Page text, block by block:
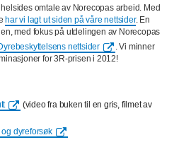
omtale av Norecopas arbeid. Med
har vi lagt ut siden på våre nettsider. En
med fokus på utdelingen av Norecopas
nettsider
. Vi minner
for 3R-prisen i 2012!
(video fra buken til en gris, filmet av
dyreforsøk